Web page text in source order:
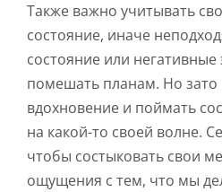
Также важно учитывать
состояние, иначе
состояние или
помешать планам. Но
вдохновение и поймать
на какой-то своей волне.
чтобы состыковать свои
ощущения с тем, что мы